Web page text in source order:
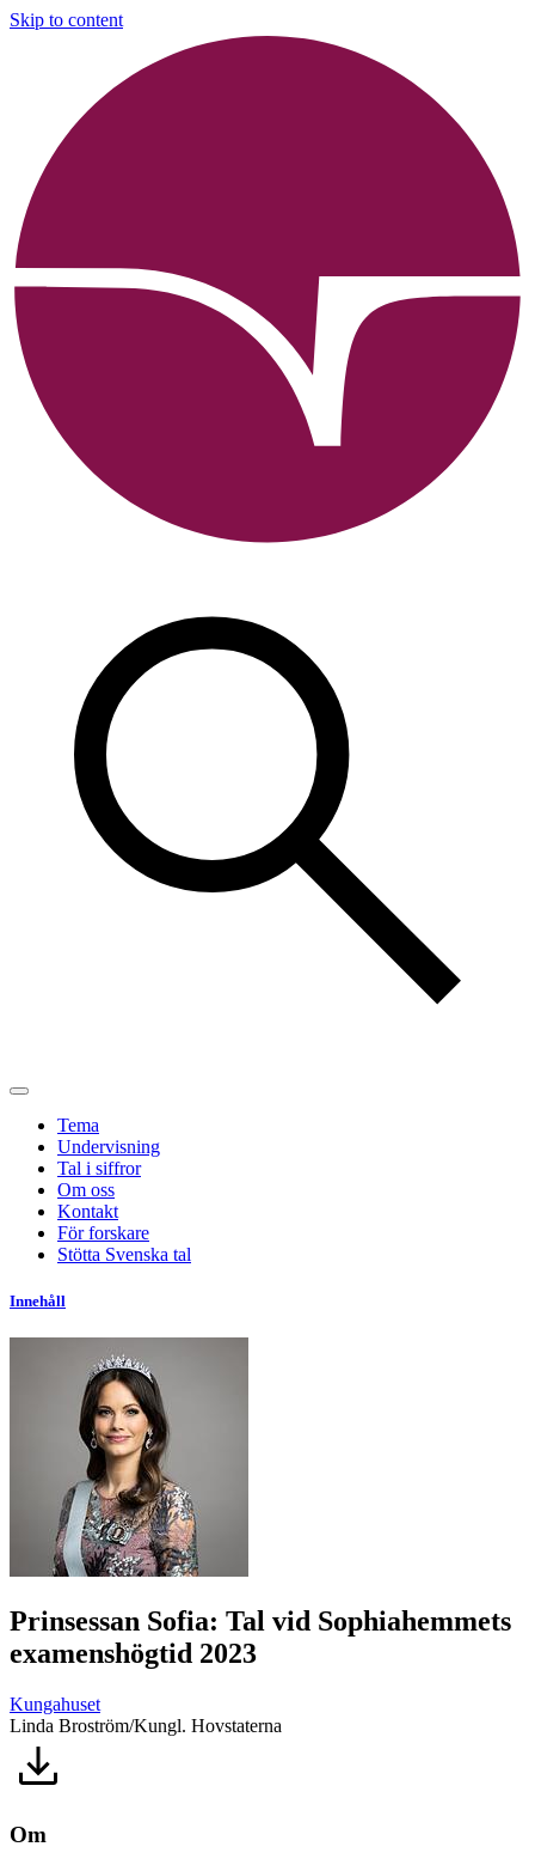
Skip to content
Tema
Undervisning
Tal i siffror
Om oss
Kontakt
För forskare
Stötta Svenska tal
Innehåll
Prinsessan Sofia: Tal vid Sophiahemmets
examenshögtid 2023
Kungahuset
Linda Broström/Kungl. Hovstaterna
Om